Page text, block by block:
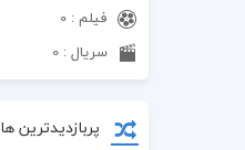
فیلم : 0
سریال : 0
پربازدیدترین ها